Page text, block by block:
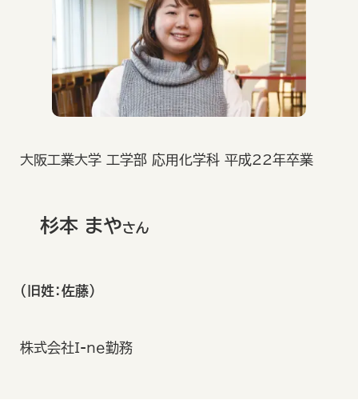
大阪工業大学 工学部 応用化学科 平成22年卒業
杉本 まやさん
（旧姓：佐藤）
株式会社I-ne勤務